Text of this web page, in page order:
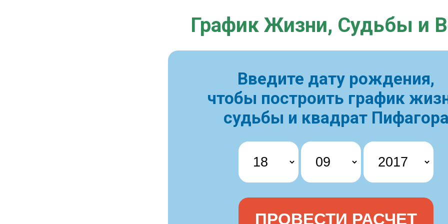
График Жизни, Судьбы и
Введите дату рождения,
чтобы построить график
судьбы и квадрат Пифагора
ПРОВЕСТИ РАСЧЕТ